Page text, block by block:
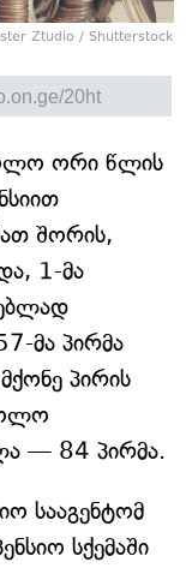
Ztudio / Shutterstock
ორი წლის
შორის,
1-მა
მა პირმა
პირის
— 84 პირმა.
სააგენტომ
სქემაში